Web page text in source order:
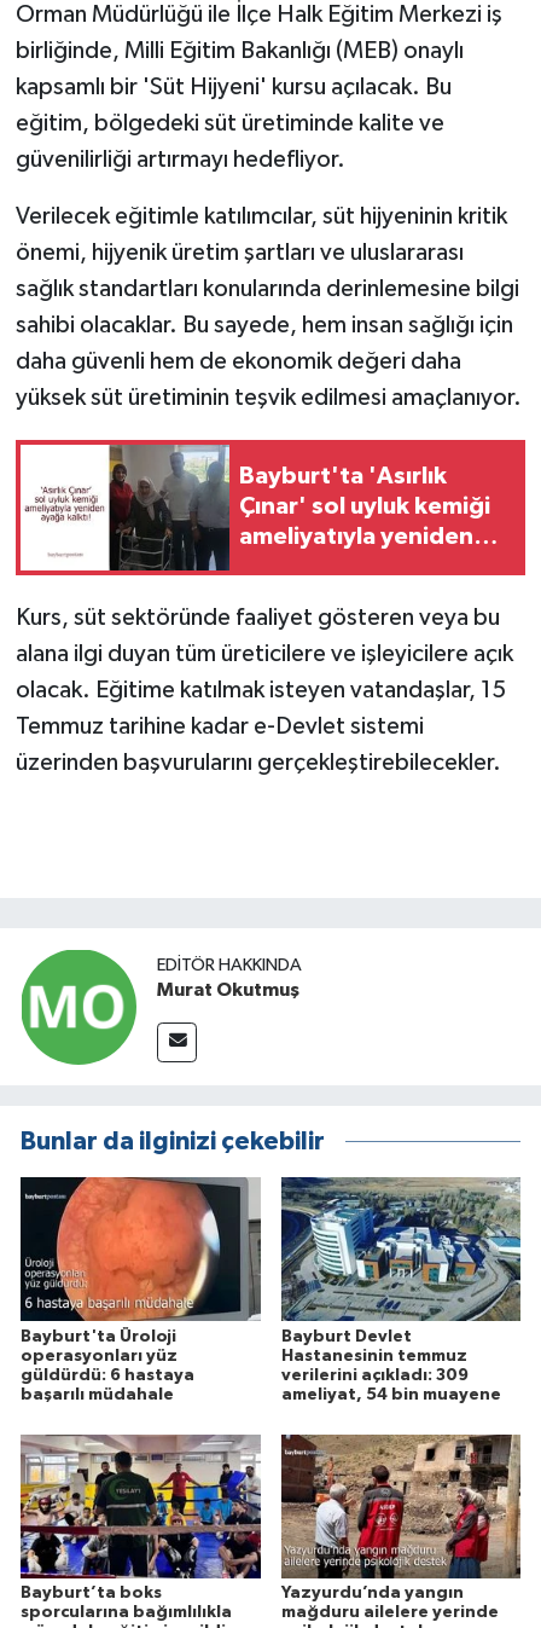
Orman Müdürlüğü ile İlçe Halk Eğitim Merkezi iş
birliğinde, Milli Eğitim Bakanlığı (MEB) onaylı
kapsamlı bir 'Süt Hijyeni' kursu açılacak. Bu
eğitim, bölgedeki süt üretiminde kalite ve
güvenilirliği artırmayı hedefliyor.
Verilecek eğitimle katılımcılar, süt hijyeninin kritik
önemi, hijyenik üretim şartları ve uluslararası
sağlık standartları konularında derinlemesine bilgi
sahibi olacaklar. Bu sayede, hem insan sağlığı için
daha güvenli hem de ekonomik değeri daha
yüksek süt üretiminin teşvik edilmesi amaçlanıyor.
Bayburt'ta 'Asırlık
Çınar' sol uyluk kemiği
ameliyatıyla yeniden
Kurs, süt sektöründe faaliyet gösteren veya bu
alana ilgi duyan tüm üreticilere ve işleyicilere açık
olacak. Eğitime katılmak isteyen vatandaşlar, 15
Temmuz tarihine kadar e-Devlet sistemi
üzerinden başvurularını gerçekleştirebilecekler.
EDITÖR HAKKINDA
Murat Okutmuş
Bunlar da ilginizi çekebilir
Bayburt'ta Üroloji
operasyonları yüz
güldürdü: 6 hastaya
başarılı müdahale
Bayburt Devlet
Hastanesinin temmuz
verilerini açıkladı: 309
ameliyat, 54 bin muayene
Bayburt’ta boks
sporcularına bağımlılıkla
Yazyurdu’nda yangın
mağduru ailelere yerinde